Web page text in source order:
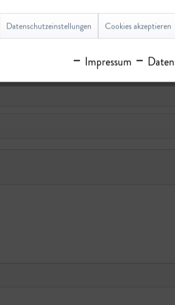
Datenschutzeinstellungen Cookies akzeptieren
Impressum